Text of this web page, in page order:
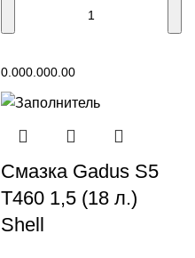
0.000.000.00
Смазка Gadus S5
T460 1,5 (18 л.)
Shell